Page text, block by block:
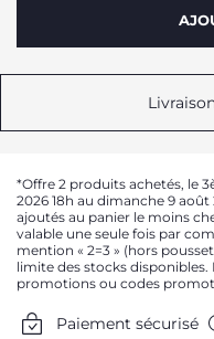
*Offre 2 produits achetés, le
2026 18h au dimanche 9
ajoutés au panier le moins
valable une seule fois par
mention « 2=3 » (hors
limite des stocks
promotions ou codes
Paiement sécurisé